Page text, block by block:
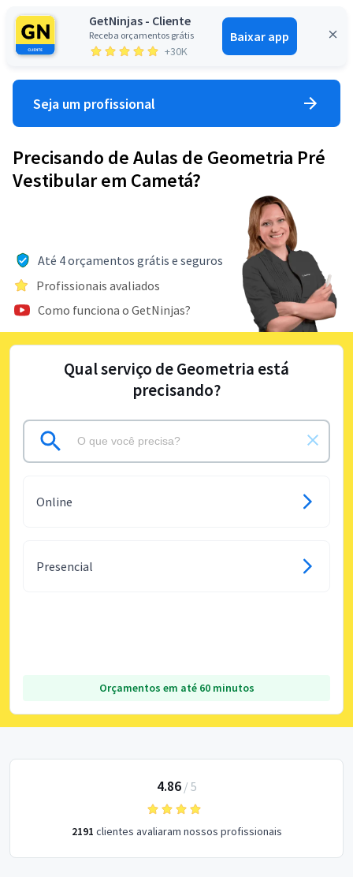
GetNinjas - Cliente
Receba orçamentos grátis
+30K
Baixar app
Entrar
Seja um profissional
Precisando de Aulas de Geometria Pré
Vestibular em Cametá?
Até 4 orçamentos grátis e seguros
Profissionais avaliados
Como funciona o GetNinjas?
Qual serviço de Geometria está
precisando?
Online
Presencial
Orçamentos em até 60 minutos
4.86/ 5
2191 clientes avaliaram nossos profissionais